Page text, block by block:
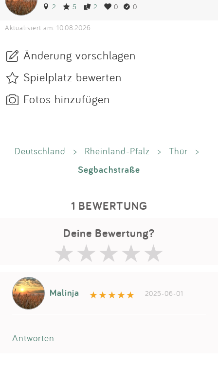
2 5 2 0 0
Aktualisiert am: 10.08.2026
Änderung vorschlagen
Spielplatz bewerten
Fotos hinzufügen
Deutschland > Rheinland-Pfalz > Thür >
Segbachstraße
1 BEWERTUNG
Deine Bewertung?
Malinja 2025-06-01
Antworten